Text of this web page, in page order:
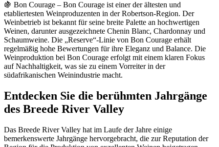
🍇 Bon Courage – Bon Courage ist einer der ältesten und
etabliertesten Weinproduzenten in der Robertson-Region. Der
Weinbetrieb ist bekannt für seine breite Palette an hochwertigen
Weinen, darunter ausgezeichnete Chenin Blanc, Chardonnay und
Schaumweine. Die „Reserve“-Linie von Bon Courage erhält
regelmäßig hohe Bewertungen für ihre Eleganz und Balance. Die
Weinproduktion bei Bon Courage erfolgt mit einem klaren Fokus
auf Nachhaltigkeit, was sie zu einem Vorreiter in der
südafrikanischen Weinindustrie macht.
Entdecken Sie die berühmten Jahrgänge
des Breede River Valley
Das Breede River Valley hat im Laufe der Jahre einige
bemerkenswerte Jahrgänge hervorgebracht, die zur Reputation der